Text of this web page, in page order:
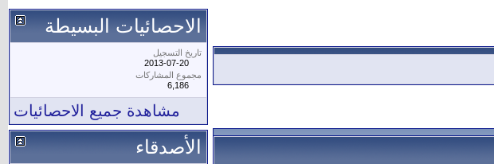
الاحصائيات البسيطة
تاريخ التسجيل
2013-07-20
مجموع المشاركات
6,186
مشاهدة جميع الاحصائيات
الأصدقاء